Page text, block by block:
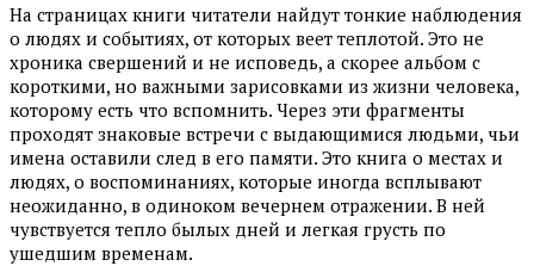
На страницах книги читатели найдут тонкие наблюдения
о людях и событиях, от которых веет теплотой. Это не
хроника свершений и не исповедь, а скорее альбом с
короткими, но важными зарисовками из жизни человека,
которому есть что вспомнить. Через эти фрагменты
проходят знаковые встречи с выдающимися людьми, чьи
имена оставили след в его памяти. Это книга о местах и
людях, о воспоминаниях, которые иногда всплывают
неожиданно, в одиноком вечернем отражении. В ней
чувствуется тепло былых дней и легкая грусть по
ушедшим временам.